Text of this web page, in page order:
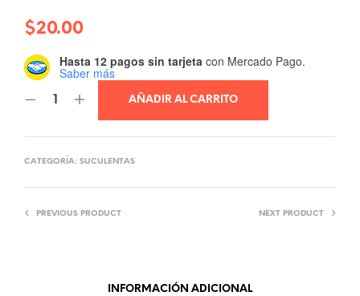
$20.00
Hasta 12 pagos sin tarjeta con Mercado Pago.
Saber más
AÑADIR AL CARRITO
CATEGORÍA: SUCULENTAS
PREVIOUS PRODUCT NEXT PRODUCT
INFORMACIÓN ADICIONAL